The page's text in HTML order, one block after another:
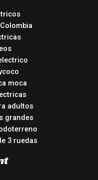
moca
adultos
grandes
3 ruedas